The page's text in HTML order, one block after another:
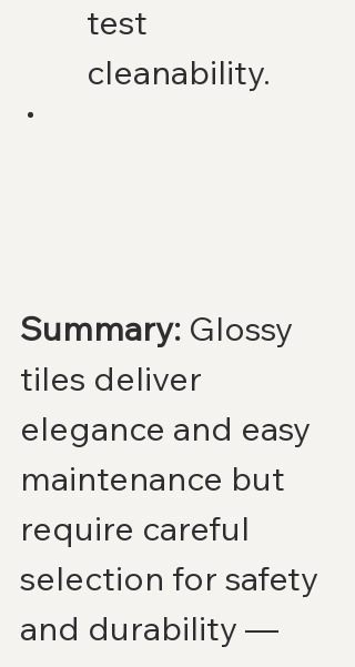
test
cleanability.
Summary: Glossy
tiles deliver
elegance and easy
maintenance but
require careful
selection for safety
and durability —